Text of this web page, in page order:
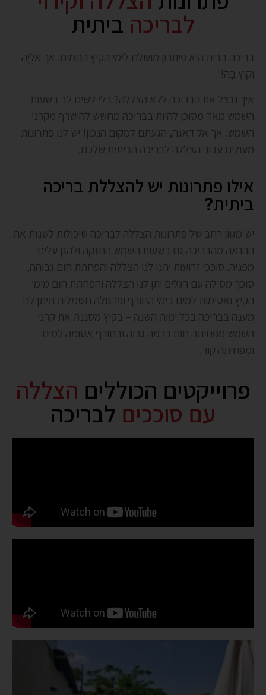
לבריכה ביתית
בריכה בבית היא פיתרון מושלם לימי הקיץ החמים. אך אַלְיָה
וְקוֹץ בָּהּ!
איך ננצל את הבריכה ללא הצללה? בלי לשים לב בשעות
השמש מאד מסוכן להיות בבריכה מחשש להישרף מקרני
השמש. אך אל דאגה, הגעתם למקום הנכון! יש לנו פתרונות
מעולים עבור הצללה לבריכה הביתית שלכם.
אילו פתרונות יש להצללת בריכה
ביתית?
יש מגוון רחב של פתרונות הצללה לבריכה שיכולות לשנות את
ההנאה מהבריכה גם בשעות השמש החזקה ולהגן עלינו
מפניה. סוככי זרועות יתנו לנו הצללה והפחתת חום גבוהה,
סוכך מסילה עם רגלים יתן לנו הצללה והפחתת חום מימי
הקיץ ואטימות למים בימי החורף ופרגולה חשמלית תיתן לנו
מענה בבריכה בכל ימות השנה – בקיץ מסננת את קרני
השמש מפחיתה חום ברמה גבוה ובחורף אטומה למים
ומפחיתה קור.
פרוייקטים הכוללים הצללה
עם סוככים לבריכה